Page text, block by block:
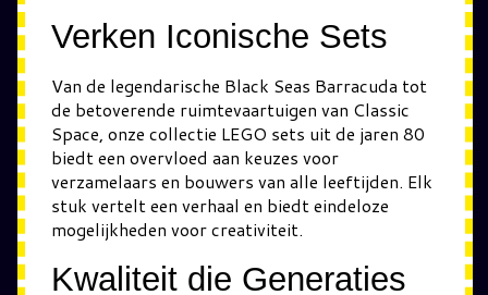
Verken Iconische Sets
Van de legendarische Black Seas Barracuda tot
de betoverende ruimtevaartuigen van Classic
Space, onze collectie LEGO sets uit de jaren 80
biedt een overvloed aan keuzes voor
verzamelaars en bouwers van alle leeftijden. Elk
stuk vertelt een verhaal en biedt eindeloze
mogelijkheden voor creativiteit.
Kwaliteit die Generaties